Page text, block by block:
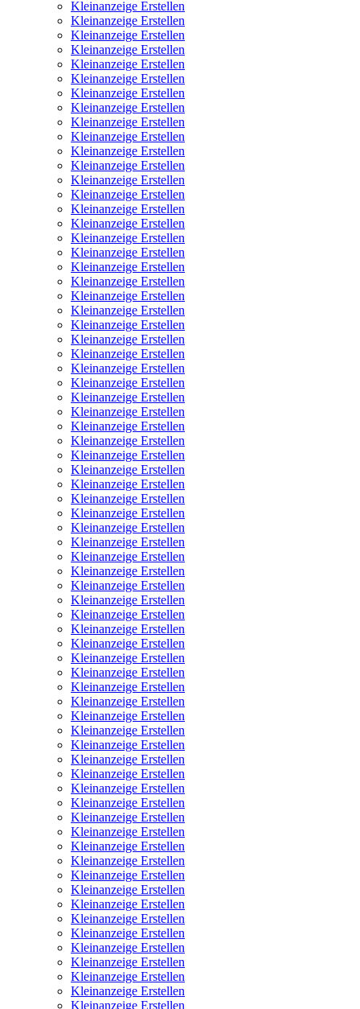
Kleinanzeige Erstellen
Kleinanzeige Erstellen
Kleinanzeige Erstellen
Kleinanzeige Erstellen
Kleinanzeige Erstellen
Kleinanzeige Erstellen
Kleinanzeige Erstellen
Kleinanzeige Erstellen
Kleinanzeige Erstellen
Kleinanzeige Erstellen
Kleinanzeige Erstellen
Kleinanzeige Erstellen
Kleinanzeige Erstellen
Kleinanzeige Erstellen
Kleinanzeige Erstellen
Kleinanzeige Erstellen
Kleinanzeige Erstellen
Kleinanzeige Erstellen
Kleinanzeige Erstellen
Kleinanzeige Erstellen
Kleinanzeige Erstellen
Kleinanzeige Erstellen
Kleinanzeige Erstellen
Kleinanzeige Erstellen
Kleinanzeige Erstellen
Kleinanzeige Erstellen
Kleinanzeige Erstellen
Kleinanzeige Erstellen
Kleinanzeige Erstellen
Kleinanzeige Erstellen
Kleinanzeige Erstellen
Kleinanzeige Erstellen
Kleinanzeige Erstellen
Kleinanzeige Erstellen
Kleinanzeige Erstellen
Kleinanzeige Erstellen
Kleinanzeige Erstellen
Kleinanzeige Erstellen
Kleinanzeige Erstellen
Kleinanzeige Erstellen
Kleinanzeige Erstellen
Kleinanzeige Erstellen
Kleinanzeige Erstellen
Kleinanzeige Erstellen
Kleinanzeige Erstellen
Kleinanzeige Erstellen
Kleinanzeige Erstellen
Kleinanzeige Erstellen
Kleinanzeige Erstellen
Kleinanzeige Erstellen
Kleinanzeige Erstellen
Kleinanzeige Erstellen
Kleinanzeige Erstellen
Kleinanzeige Erstellen
Kleinanzeige Erstellen
Kleinanzeige Erstellen
Kleinanzeige Erstellen
Kleinanzeige Erstellen
Kleinanzeige Erstellen
Kleinanzeige Erstellen
Kleinanzeige Erstellen
Kleinanzeige Erstellen
Kleinanzeige Erstellen
Kleinanzeige Erstellen
Kleinanzeige Erstellen
Kleinanzeige Erstellen
Kleinanzeige Erstellen
Kleinanzeige Erstellen
Kleinanzeige Erstellen
Kleinanzeige Erstellen